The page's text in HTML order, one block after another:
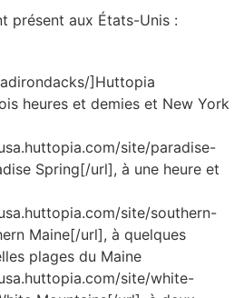
présent aux États-Unis :
]Huttopia
heures et demies et New York
site/paradise-
Spring[/url], à une heure et
site/southern-
Maine[/url], à quelques
plages du Maine
site/white-